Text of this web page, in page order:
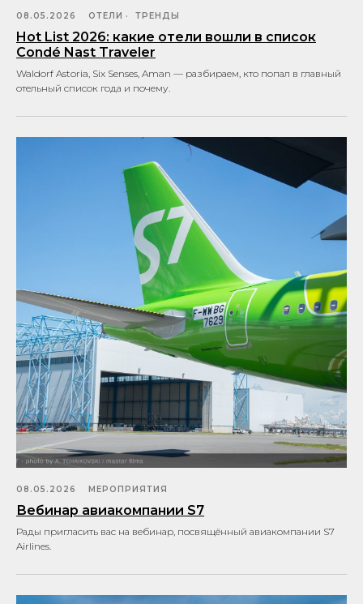
08.05.2026 ОТЕЛИ ТРЕНДЫ
Hot List 2026: какие отели вошли в список
Condé Nast Traveler
Waldorf Astoria, Six Senses, Aman — разбираем, кто попал в главный
отельный список года и почему.
08.05.2026 МЕРОПРИЯТИЯ
Вебинар авиакомпании S7
Рады пригласить вас на вебинар, посвящённый авиакомпании S7
Airlines.